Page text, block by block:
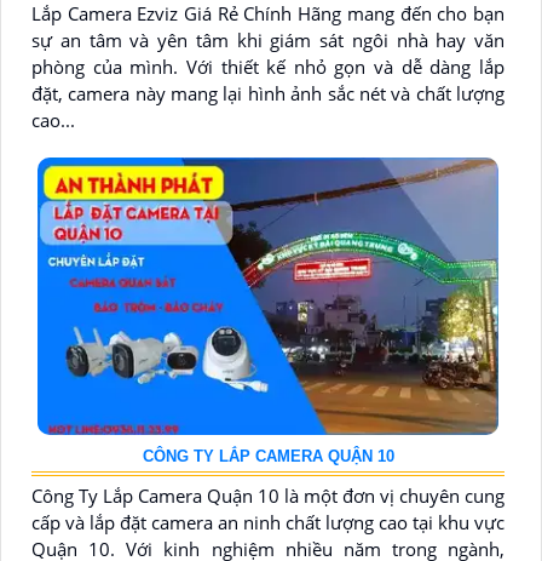
Lắp Camera Ezviz Giá Rẻ Chính Hãng mang đến cho bạn
sự an tâm và yên tâm khi giám sát ngôi nhà hay văn
phòng của mình. Với thiết kế nhỏ gọn và dễ dàng lắp
đặt, camera này mang lại hình ảnh sắc nét và chất lượng
cao...
CÔNG TY LẮP CAMERA QUẬN 10
Công Ty Lắp Camera Quận 10 là một đơn vị chuyên cung
cấp và lắp đặt camera an ninh chất lượng cao tại khu vực
Quận 10. Với kinh nghiệm nhiều năm trong ngành,